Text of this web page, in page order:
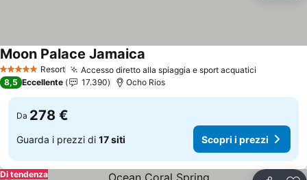
5 Stelle Resort Accesso diretto alla spiaggia e sport acquatici
Moon Palace Jamaica
8,5 Eccellente 17.390 Ocho Rios
Da 278 €
Guarda i prezzi di 17 siti Scopri i prezzi
Di tendenza